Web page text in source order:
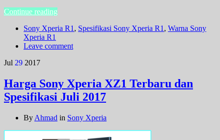
Continue reading
Sony Xperia R1, Spesifikasi Sony Xperia R1, Warna Sony
Xperia R1
Leave comment
Jul 29 2017
Harga Sony Xperia XZ1 Terbaru dan
Spesifikasi Juli 2017
By Ahmad in Sony Xperia